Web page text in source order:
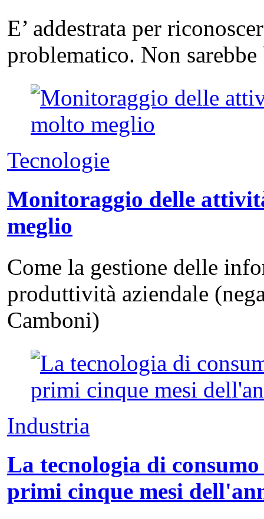
E’ addestrata per
problematico. Non
Tecnologie
Monitoraggio delle
meglio
Come la gestione delle
produttività aziendale
Camboni)
Industria
La tecnologia di
primi cinque mesi